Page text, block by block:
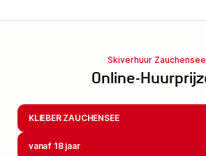
Skiverhuur Zauchensee
Online-
KLIEBER ZAUCHENSEE
vanaf 18 jaar